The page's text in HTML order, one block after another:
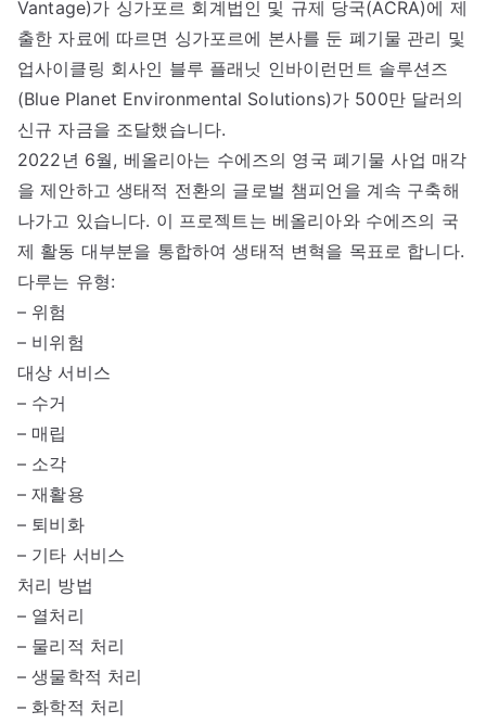
Vantage)가 싱가포르 회계법인 및 규제 당국(ACRA)에 제
출한 자료에 따르면 싱가포르에 본사를 둔 폐기물 관리 및
업사이클링 회사인 블루 플래닛 인바이런먼트 솔루션즈
(Blue Planet Environmental Solutions)가 500만 달러의
신규 자금을 조달했습니다.
2022년 6월, 베올리아는 수에즈의 영국 폐기물 사업 매각
을 제안하고 생태적 전환의 글로벌 챔피언을 계속 구축해
나가고 있습니다. 이 프로젝트는 베올리아와 수에즈의 국
제 활동 대부분을 통합하여 생태적 변혁을 목표로 합니다.
다루는 유형:
– 위험
– 비위험
대상 서비스
– 수거
– 매립
– 소각
– 재활용
– 퇴비화
– 기타 서비스
처리 방법
– 열처리
– 물리적 처리
– 생물학적 처리
– 화학적 처리